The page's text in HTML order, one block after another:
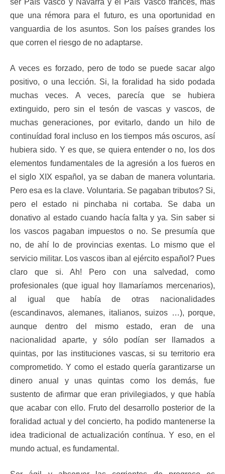
ser País Vasco y Navarra y el País Vasco francés, más
que una rémora para el futuro, es una oportunidad en
vanguardia de los asuntos. Son los países grandes los
que corren el riesgo de no adaptarse.
A veces es forzado, pero de todo se puede sacar algo
positivo, o una lección. Si, la foralidad ha sido podada
muchas veces. A veces, parecía que se hubiera
extinguido, pero sin el tesón de vascas y vascos, de
muchas generaciones, por evitarlo, dando un hilo de
continuídad foral incluso en los tiempos más oscuros, así
hubiera sido. Y es que, se quiera entender o no, los dos
elementos fundamentales de la agresión a los fueros en
el siglo XIX español, ya se daban de manera voluntaria.
Pero esa es la clave. Voluntaria. Se pagaban tributos? Si,
pero el estado ni pinchaba ni cortaba. Se daba un
donativo al estado cuando hacía falta y ya. Sin saber si
los vascos pagaban impuestos o no. Se presumía que
no, de ahí lo de provincias exentas. Lo mismo que el
servicio militar. Los vascos iban al ejército español? Pues
claro que si. Ah! Pero con una salvedad, como
profesionales (que igual hoy llamaríamos mercenarios),
al igual que había de otras nacionalidades
(escandinavos, alemanes, italianos, suizos …), porque,
aunque dentro del mismo estado, eran de una
nacionalidad aparte, y sólo podían ser llamados a
quintas, por las instituciones vascas, si su territorio era
comprometido. Y como el estado quería garantizarse un
dinero anual y unas quintas como los demás, fue
sustento de afirmar que eran privilegiados, y que había
que acabar con ello. Fruto del desarrollo posterior de la
foralidad actual y del concierto, ha podido mantenerse la
idea tradicional de actualización contínua. Y eso, en el
mundo actual, es fundamental.